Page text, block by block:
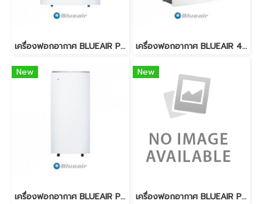
เครื่องฟอกอากาศ BLUEAIR PRO M เครื่องฟอกอากาศ BLUEAIR 450E
New
เครื่องฟอกอากาศ BLUEAIR PRO L
New
เครื่องฟอกอากาศ BLUEAIR PURE 211 (PA) แผ่นกรอง Particle